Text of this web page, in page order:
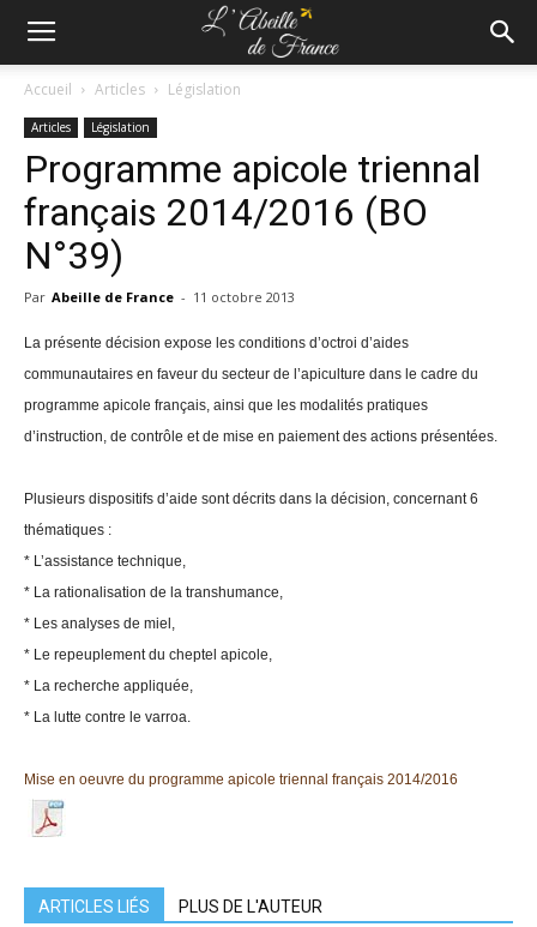
Accueil Articles Législation
Articles Législation
Programme apicole triennal
français 2014/2016 (BO
N°39)
Par Abeille de France - 11 octobre 2013
La présente décision expose les conditions d’octroi d’aides
communautaires en faveur du secteur de l’apiculture dans le cadre du
programme apicole français, ainsi que les modalités pratiques
d’instruction, de contrôle et de mise en paiement des actions présentées.
Plusieurs dispositifs d’aide sont décrits dans la décision, concernant 6
thématiques :
* L’assistance technique,
* La rationalisation de la transhumance,
* Les analyses de miel,
* Le repeuplement du cheptel apicole,
* La recherche appliquée,
* La lutte contre le varroa.
Mise en oeuvre du programme apicole triennal français 2014/2016
ARTICLES LIÉS PLUS DE L'AUTEUR